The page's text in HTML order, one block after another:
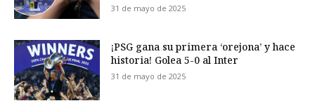
31 de mayo de 2025
¡PSG gana su primera ‘orejona’ y hace
historia! Golea 5-0 al Inter
31 de mayo de 2025